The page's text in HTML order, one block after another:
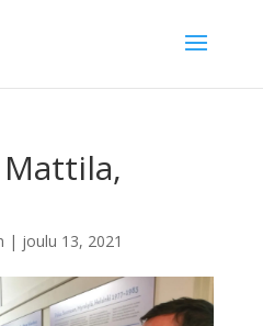
| joulu 13, 2021